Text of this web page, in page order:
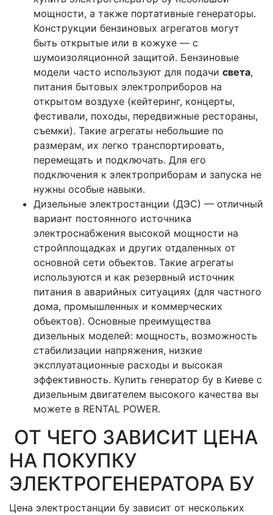
мощности, а также портативные генераторы.
Конструкции бензиновых агрегатов могут
быть открытые или в кожухе — с
шумоизоляционной защитой. Бензиновые
модели часто используют для подачи света,
питания бытовых электроприборов на
открытом воздухе (кейтеринг, концерты,
фестивали, походы, передвижные рестораны,
съемки). Такие агрегаты небольшие по
размерам, их легко транспортировать,
перемещать и подключать. Для его
подключения к электроприборам и запуска не
нужны особые навыки.
Дизельные электростанции (ДЭС) — отличный
вариант постоянного источника
электроснабжения высокой мощности на
стройплощадках и других отдаленных от
основной сети объектов. Такие агрегаты
используются и как резервный источник
питания в аварийных ситуациях (для частного
дома, промышленных и коммерческих
объектов). Основные преимущества
дизельных моделей: мощность, возможность
стабилизации напряжения, низкие
эксплуатационные расходы и высокая
эффективность. Купить генератор бу в Киеве с
дизельным двигателем высокого качества вы
можете в RENTAL POWER.
ОТ ЧЕГО ЗАВИСИТ ЦЕНА
НА ПОКУПКУ
ЭЛЕКТРОГЕНЕРАТОРА БУ
Цена электростанции бу зависит от нескольких